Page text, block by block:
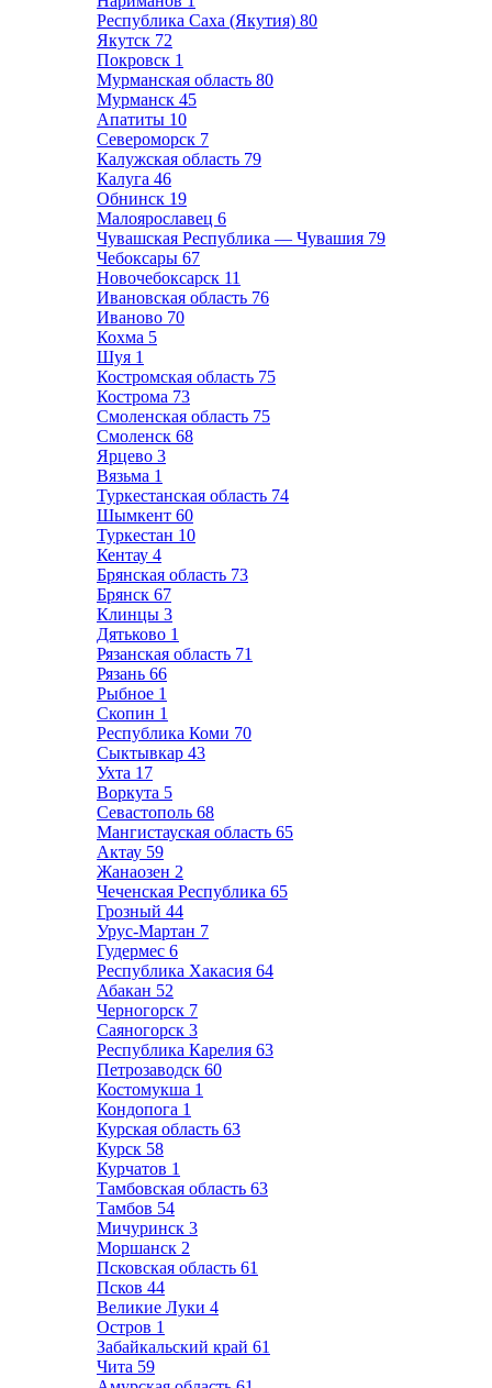
Республика Саха (Якутия) 80
Якутск 72
Покровск 1
Мурманская область 80
Мурманск 45
Апатиты 10
Североморск 7
Калужская область 79
Калуга 46
Обнинск 19
Малоярославец 6
Чувашская Республика — Чувашия 79
Чебоксары 67
Новочебоксарск 11
Ивановская область 76
Иваново 70
Кохма 5
Шуя 1
Костромская область 75
Кострома 73
Смоленская область 75
Смоленск 68
Ярцево 3
Вязьма 1
Туркестанская область 74
Шымкент 60
Туркестан 10
Кентау 4
Брянская область 73
Брянск 67
Клинцы 3
Дятьково 1
Рязанская область 71
Рязань 66
Рыбное 1
Скопин 1
Республика Коми 70
Сыктывкар 43
Ухта 17
Воркута 5
Севастополь 68
Мангистауская область 65
Актау 59
Жанаозен 2
Чеченская Республика 65
Грозный 44
Урус-Мартан 7
Гудермес 6
Республика Хакасия 64
Абакан 52
Черногорск 7
Саяногорск 3
Республика Карелия 63
Петрозаводск 60
Костомукша 1
Кондопога 1
Курская область 63
Курск 58
Курчатов 1
Тамбовская область 63
Тамбов 54
Мичуринск 3
Моршанск 2
Псковская область 61
Псков 44
Великие Луки 4
Остров 1
Забайкальский край 61
Чита 59